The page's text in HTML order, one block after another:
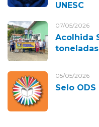
UNESC
07/05/2026
Acolhida
05/05/2026
Selo